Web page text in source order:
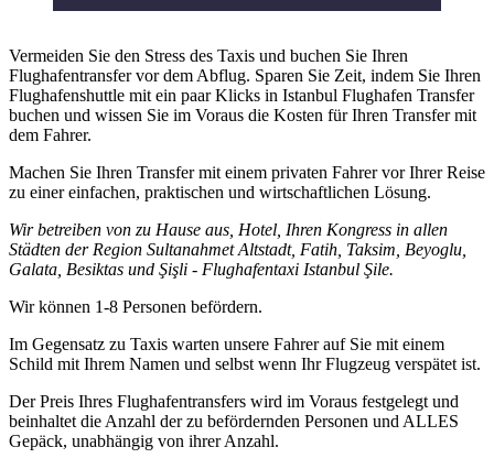
Vermeiden Sie den Stress des Taxis und buchen Sie Ihren
Flughafentransfer vor dem Abflug. Sparen Sie Zeit, indem Sie Ihren
Flughafenshuttle mit ein paar Klicks in Istanbul Flughafen Transfer
buchen und wissen Sie im Voraus die Kosten für Ihren Transfer mit
dem Fahrer.
Machen Sie Ihren Transfer mit einem privaten Fahrer vor Ihrer Reise
zu einer einfachen, praktischen und wirtschaftlichen Lösung.
Wir betreiben von zu Hause aus, Hotel, Ihren Kongress in allen
Städten der Region Sultanahmet Altstadt, Fatih, Taksim, Beyoglu,
Galata, Besiktas und Şişli - Flughafentaxi Istanbul Şile.
Wir können 1-8 Personen befördern.
Im Gegensatz zu Taxis warten unsere Fahrer auf Sie mit einem
Schild mit Ihrem Namen und selbst wenn Ihr Flugzeug verspätet ist.
Der Preis Ihres Flughafentransfers wird im Voraus festgelegt und
beinhaltet die Anzahl der zu befördernden Personen und ALLES
Gepäck, unabhängig von ihrer Anzahl.